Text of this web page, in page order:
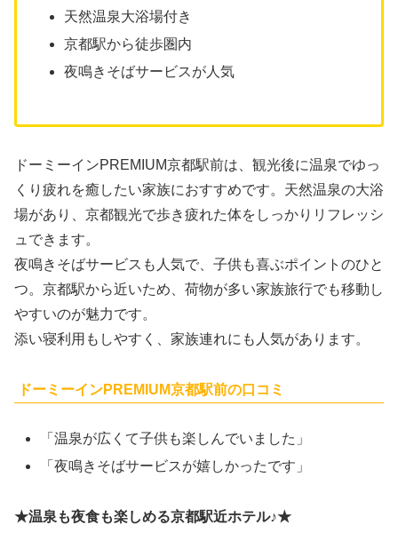
天然温泉大浴場付き
京都駅から徒歩圏内
夜鳴きそばサービスが人気
ドーミーインPREMIUM京都駅前は、観光後に温泉でゆっ
くり疲れを癒したい家族におすすめです。天然温泉の大浴
場があり、京都観光で歩き疲れた体をしっかりリフレッシ
ュできます。
夜鳴きそばサービスも人気で、子供も喜ぶポイントのひと
つ。京都駅から近いため、荷物が多い家族旅行でも移動し
やすいのが魅力です。
添い寝利用もしやすく、家族連れにも人気があります。
ドーミーインPREMIUM京都駅前の口コミ
「温泉が広くて子供も楽しんでいました」
「夜鳴きそばサービスが嬉しかったです」
★温泉も夜食も楽しめる京都駅近ホテル♪★